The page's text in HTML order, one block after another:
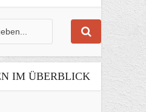
IM ÜBERBLICK